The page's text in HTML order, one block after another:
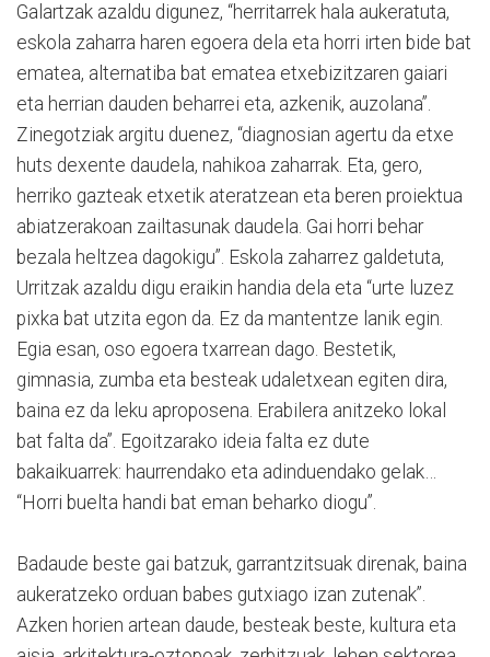
Galartzak azaldu digunez, “herritarrek hala aukeratuta,
eskola zaharra haren egoera dela eta horri irten bide bat
ematea, alternatiba bat ematea etxebizitzaren gaiari
eta herrian dauden beharrei eta, azkenik, auzolana”.
Zinegotziak argitu duenez, “diagnosian agertu da etxe
huts dexente daudela, nahikoa zaharrak. Eta, gero,
herriko gazteak etxetik ateratzean eta beren proiektua
abiatzerakoan zailtasunak daudela. Gai horri behar
bezala heltzea dagokigu”. Eskola zaharrez galdetuta,
Urritzak azaldu digu eraikin handia dela eta “urte luzez
pixka bat utzita egon da. Ez da mantentze lanik egin.
Egia esan, oso egoera txarrean dago. Bestetik,
gimnasia, zumba eta besteak udaletxean egiten dira,
baina ez da leku aproposena. Erabilera anitzeko lokal
bat falta da”. Egoitzarako ideia falta ez dute
bakaikuarrek: haurrendako eta adinduendako gelak…
“Horri buelta handi bat eman beharko diogu”.
Badaude beste gai batzuk, garrantzitsuak direnak, baina
aukeratzeko orduan babes gutxiago izan zutenak”.
Azken horien artean daude, besteak beste, kultura eta